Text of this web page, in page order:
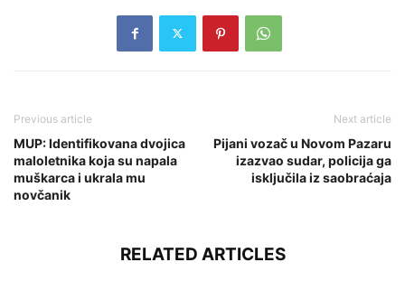
Previous article
MUP: Identifikovana dvojica
maloletnika koja su napala
muškarca i ukrala mu
novčanik
Next article
Pijani vozač u Novom Pazaru
izazvao sudar, policija ga
isključila iz saobraćaja
RELATED ARTICLES